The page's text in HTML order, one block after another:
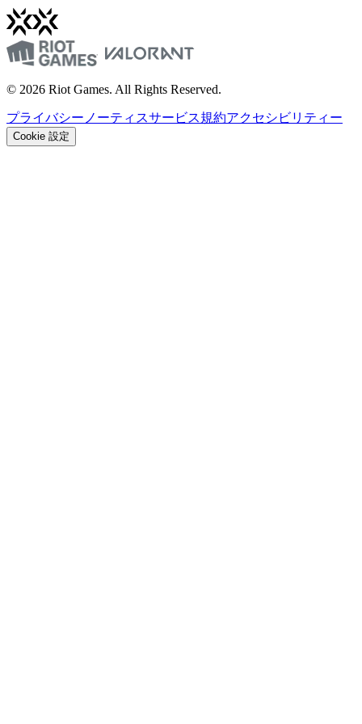
© 2026 Riot Games. All Rights Reserved.
プライバシーノーティスサービス規約アクセシビリティー
Cookie 設定